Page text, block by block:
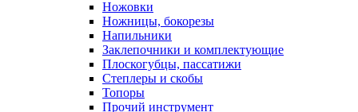
Ножовки
Ножницы, бокорезы
Напильники
Заклепочники и комплектующие
Плоскогубцы, пассатижи
Степлеры и скобы
Топоры
Прочий инструмент